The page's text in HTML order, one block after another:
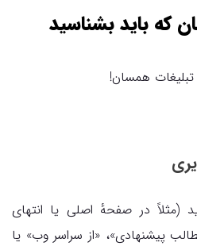
که باید بشناسید
تبلیغات همسان!
(مثلاً در صفحهٔ اصلی یا انتهای
پیشنهادی»، «از سراسر وب» یا